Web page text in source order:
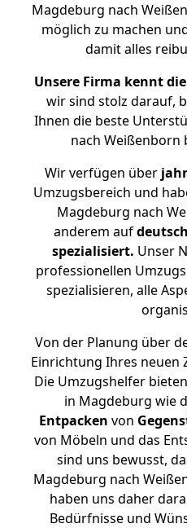
Magdeburg nach
möglich zu machen
damit alles
Unsere Firma kennt
wir sind stolz darauf,
Ihnen die beste
nach Weißenborn
Wir verfügen über
Umzugsbereich und
Magdeburg nach
anderem auf
spezialisiert. Unser
professionellen
spezialisieren, alle
Von der Planung über
Einrichtung Ihres neuen
Die Umzugshelfer
in Magdeburg wie
Entpacken von
von Möbeln und das
sind uns bewusst,
Magdeburg nach
haben uns daher
Bedürfnisse und